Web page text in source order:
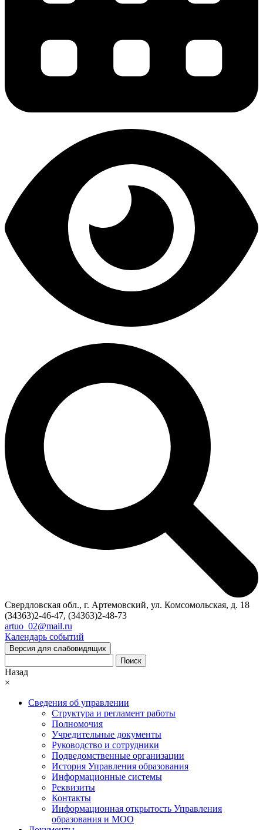
Свердловская обл., г. Артемовский, ул. Комсомольская, д. 18
(34363)2-46-47, (34363)2-48-73
artuo_02@mail.ru
Календарь событий
Версия для слабовидящих
Поиск
Назад
×
Сведения об управлении
Структура и регламент работы
Полномочия
Учредительные документы
Руководство и сотрудники
Подведомственные организации
История Управления образования
Информационные системы
Реквизиты
Контакты
Информационная открытость Управления
образования и МОО